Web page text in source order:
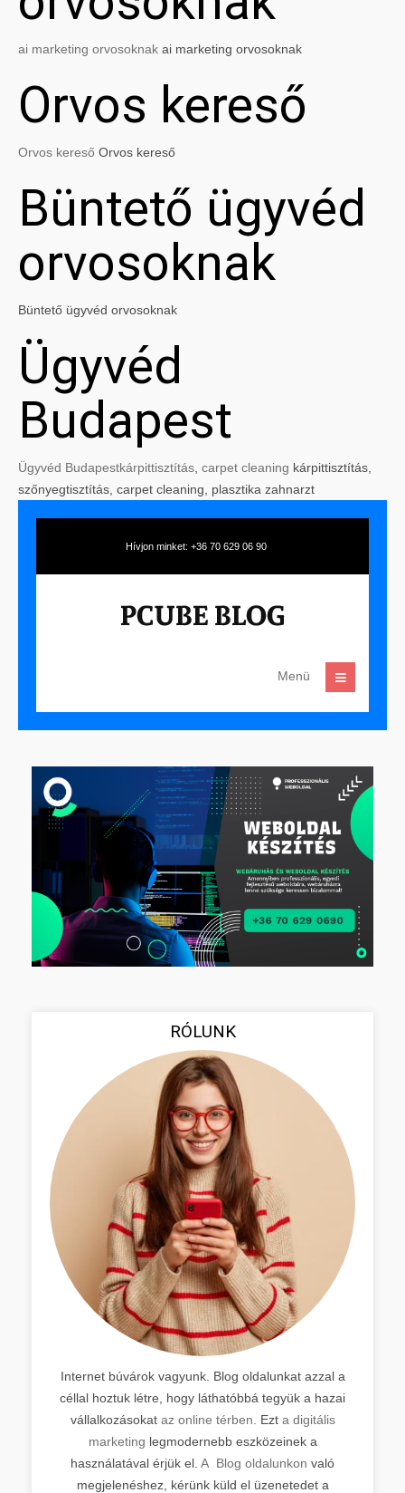
ai marketing orvosoknak ai marketing orvosoknak
Orvos kereső
Orvos kereső Orvos kereső
Büntető ügyvéd
orvosoknak
Büntető ügyvéd orvosoknak
Ügyvéd
Budapest
Ügyvéd Budapestkárpittisztítás carpet cleaning kárpittisztítás,
szőnyegtisztítás, carpet cleaning, plasztika zahnarzt
Hívjon minket: +36 70 629 06 90
Menü
RÓLUNK
Internet búvárok vagyunk. Blog oldalunkat azzal a
céllal hoztuk létre, hogy láthatóbbá tegyük a hazai
vállalkozásokat az online térben. Ezt a digitális
marketing legmodernebb eszközeinek a
használatával érjük el. A Blog oldalunkon való
megjelenéshez, kérünk küld el üzenetedet a